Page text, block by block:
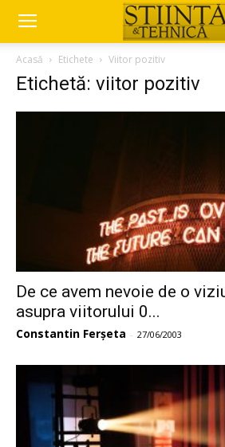
Acasă Etichete Viitor pozitiv
Etichetă: viitor pozitiv
De ce avem nevoie de o
asupra viitorului 0...
Constantin Ferșeta - 27/06/2003